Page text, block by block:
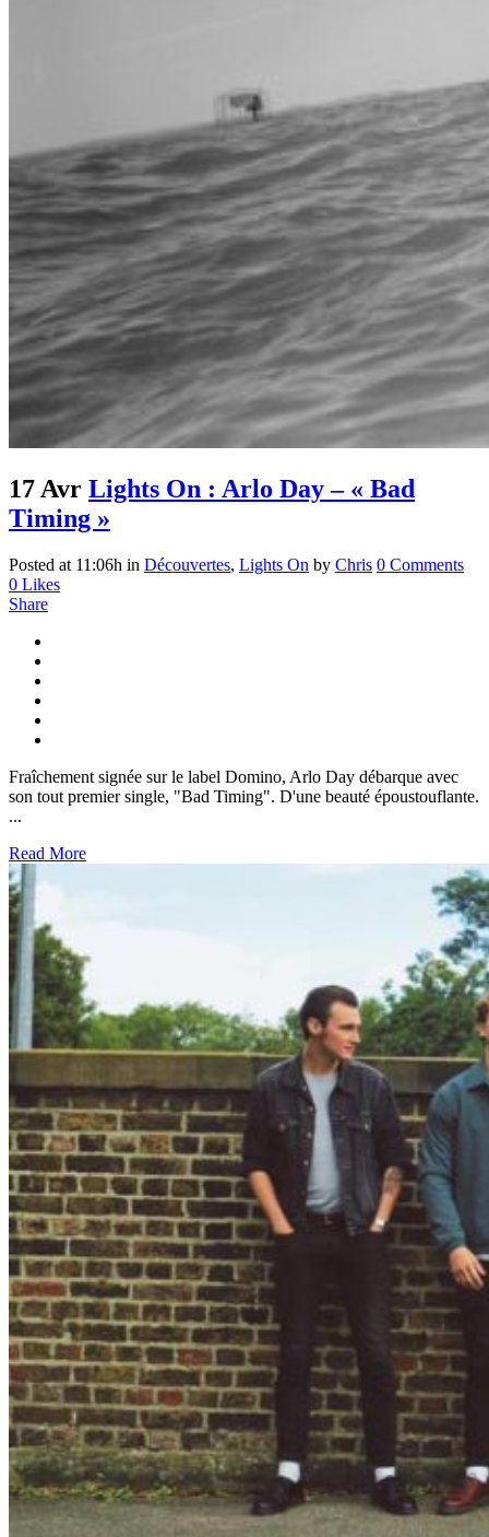
17 Avr Lights On : Arlo Day – « Bad
Timing »
Posted at 11:06h in Découvertes, Lights On by Chris 0 Comments
0 Likes
Share
Fraîchement signée sur le label Domino, Arlo Day débarque avec
son tout premier single, "Bad Timing". D'une beauté époustouflante.
...
Read More